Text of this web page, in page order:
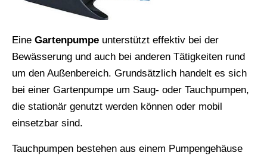
Eine Gartenpumpe unterstützt effektiv bei der
Bewässerung und auch bei anderen Tätigkeiten rund
um den Außenbereich. Grundsätzlich handelt es sich
bei einer Gartenpumpe um Saug- oder Tauchpumpen,
die stationär genutzt werden können oder mobil
einsetzbar sind.
Tauchpumpen bestehen aus einem Pumpengehäuse